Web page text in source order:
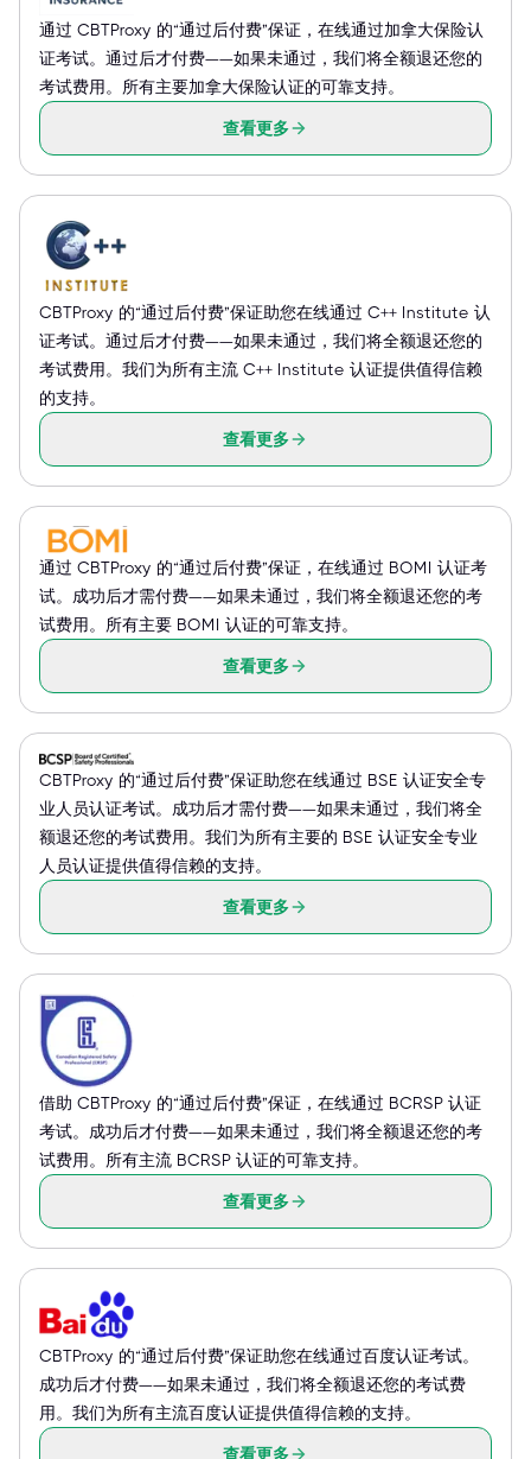
通过 CBTProxy 的“通过后付费”保证，在线通过加拿大保险认
证考试。通过后才付费——如果未通过，我们将全额退还您的
考试费用。所有主要加拿大保险认证的可靠支持。
查看更多
CBTProxy 的“通过后付费”保证助您在线通过 C++ Institute 认
证考试。通过后才付费——如果未通过，我们将全额退还您的
考试费用。我们为所有主流 C++ Institute 认证提供值得信赖
的支持。
查看更多
通过 CBTProxy 的“通过后付费”保证，在线通过 BOMI 认证考
试。成功后才需付费——如果未通过，我们将全额退还您的考
试费用。所有主要 BOMI 认证的可靠支持。
查看更多
CBTProxy 的“通过后付费”保证助您在线通过 BSE 认证安全专
业人员认证考试。成功后才需付费——如果未通过，我们将全
额退还您的考试费用。我们为所有主要的 BSE 认证安全专业
人员认证提供值得信赖的支持。
查看更多
借助 CBTProxy 的“通过后付费”保证，在线通过 BCRSP 认证
考试。成功后才付费——如果未通过，我们将全额退还您的考
试费用。所有主流 BCRSP 认证的可靠支持。
查看更多
CBTProxy 的“通过后付费”保证助您在线通过百度认证考试。
成功后才付费——如果未通过，我们将全额退还您的考试费
用。我们为所有主流百度认证提供值得信赖的支持。
查看更多